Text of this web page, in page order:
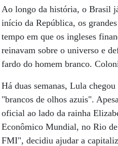
Ao longo da história, o Brasil
início da República, os
tempo em que os ingleses
reinavam sobre o universo e
fardo do homem branco.
Há duas semanas, Lula
"brancos de olhos azuis".
oficial ao lado da rainha
Econômico Mundial, no Rio
FMI", decidiu ajudar a